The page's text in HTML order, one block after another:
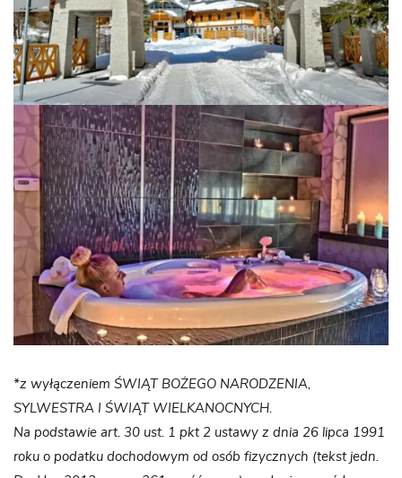
*z wyłączeniem ŚWIĄT BOŻEGO NARODZENIA,
SYLWESTRA I ŚWIĄT WIELKANOCNYCH.
Na podstawie art. 30 ust. 1 pkt 2 ustawy z dnia 26 lipca 1991
roku o podatku dochodowym od osób fizycznych (tekst jedn.